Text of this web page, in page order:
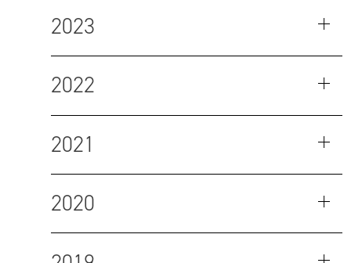
2023
2022
2021
2020